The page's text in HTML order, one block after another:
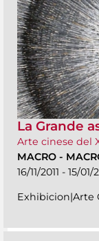
La Grande
Arte cinese del
MACRO -
16/11/2011 - 15/01/
Exhibicion|Arte